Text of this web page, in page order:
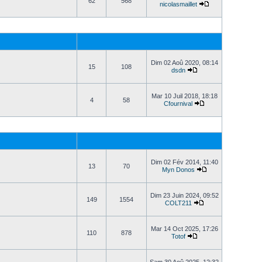
nicolasmaillet
15 108
Dim 02 Aoû 2020, 08:14
dsdn
4 58
Mar 10 Juil 2018, 18:18
Cfournival
13 70
Dim 02 Fév 2014, 11:40
Myn Donos
149 1554
Dim 23 Juin 2024, 09:52
COLT211
110 878
Mar 14 Oct 2025, 17:26
Totof